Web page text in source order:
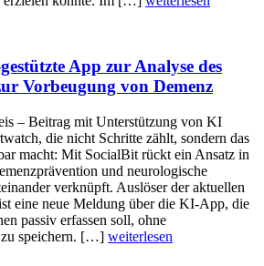
App zur Analyse des
Vorbeugung von Demenz
– Beitrag mit Unterstützung von KI
die nicht Schritte zählt, sondern das
macht: Mit SocialBit rückt ein Ansatz in
und neurologische
verknüpft. Auslöser der aktuellen
eine neue Meldung über die KI-App, die
passiv erfassen soll, ohne
zu speichern. […] weiterlesen